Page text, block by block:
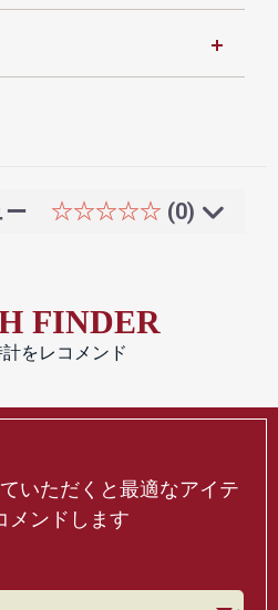
ー ☆☆☆☆☆ (0)
FINDER
をレコメンド
いただくと最適なアイテ
メンドします